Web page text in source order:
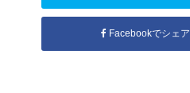
Facebookでシェア